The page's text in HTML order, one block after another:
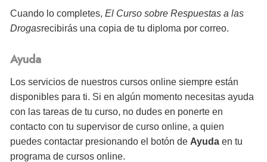
Cuando lo completes, El Curso sobre Respuestas a las
Drogasrecibirás una copia de tu diploma por correo.
Ayuda
Los servicios de nuestros cursos online siempre están
disponibles para ti. Si en algún momento necesitas ayuda
con las tareas de tu curso, no dudes en ponerte en
contacto con tu supervisor de curso online, a quien
puedes contactar presionando el botón de Ayuda en tu
programa de cursos online.